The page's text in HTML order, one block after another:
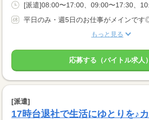
[派遣]08:00〜17:00、09:00〜17:30、
もっと見る
応募する（バイトル求人）
[派遣]
17時台退社で生活にゆとりを♪